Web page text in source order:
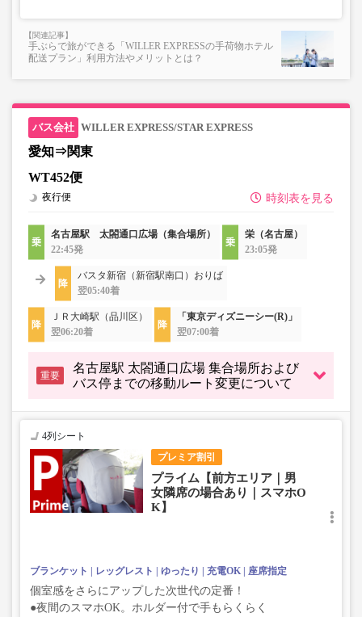
手ぶらで旅ができる「WILLER EXPRESSの手荷物ホテル
配送プラン」利用方法やメリットとは？
WILLER EXPRESS/STAR EXPRESS
愛知⇒関東
WT452便
時刻表を見る
夜行便
名古屋駅 太閤通口広場（集合場所）
22:45発
栄（名古屋）
23:05発
バスタ新宿（新宿駅南口）おりば
翌05:40着
ＪＲ大崎駅（品川区）
翌06:20着
「東京ディズニーシー(R)」
翌07:00着
重要
名古屋駅 太閤通口広場 集合場所および
バス停までの移動ルート変更について
プレミア割引
4列シート
プライム【前方エリア｜男
女隣席の場合あり｜スマホO
K】
ブランケット レッグレスト ゆったり 充電OK 座席指定
個室感をさらにアップした次世代の定番！
●夜間のスマホOK。ホルダー付で手もらくらく